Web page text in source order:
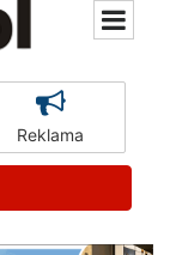
Reklama